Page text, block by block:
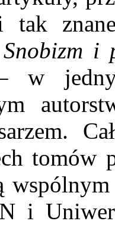
tak
Snobizm i
w
tomów
i